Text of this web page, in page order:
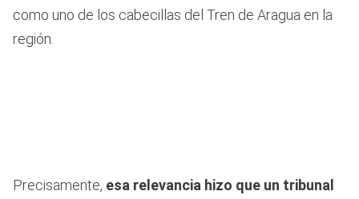
como uno de los cabecillas del Tren de Aragua en la
región.
Precisamente, esa relevancia hizo que un tribunal